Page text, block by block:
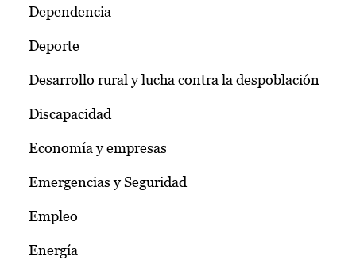
Dependencia
Deporte
Desarrollo rural y lucha contra la despoblación
Discapacidad
Economía y empresas
Emergencias y Seguridad
Empleo
Energía